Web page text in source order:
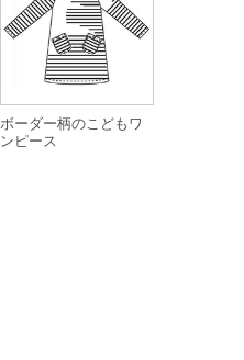
ボーダー柄のこどもワ
ンピース